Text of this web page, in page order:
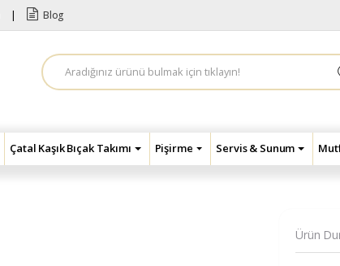
Blog
A
r
a
Çatal Kaşık Bıçak Takımı Pişirme Servis & Sunum
Ürün